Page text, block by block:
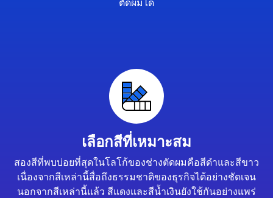
ตัดผมได้
เลือกสีที่เหมาะสม
สองสีที่พบบ่อยที่สุดในโลโก้ของช่างตัดผมคือสีดำและสีขาว
เนื่องจากสีเหล่านี้สื่อถึงธรรมชาติของธุรกิจได้อย่างชัดเจน
นอกจากสีเหล่านี้แล้ว สีแดงและสีน้ำเงินยังใช้กันอย่างแพร่